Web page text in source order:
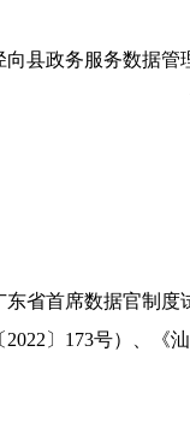
县政务服务数据管
省首席数据官制度
〕173号）、《